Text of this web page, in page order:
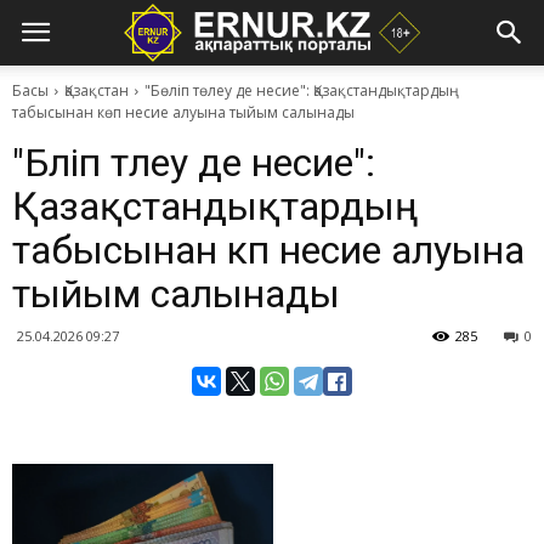
Басы Қазақстан
"Бөліп төлеу де несие": Қазақстандықтардың
табысынан көп несие алуына тыйым салынады
"Бөліп төлеу де несие":
Қазақстандықтардың
табысынан көп несие алуына
тыйым салынады
25.04.2026 09:27 0
285